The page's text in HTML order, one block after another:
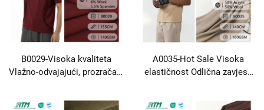
B0029-Visoka kvaliteta
Vlažno-odvajajući, prozračan,
liocelulna svila, vuna,
A0035-Hot Sale Visoka
elastičnost Odlična zavjesa